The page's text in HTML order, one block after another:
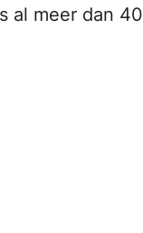
al meer dan 40